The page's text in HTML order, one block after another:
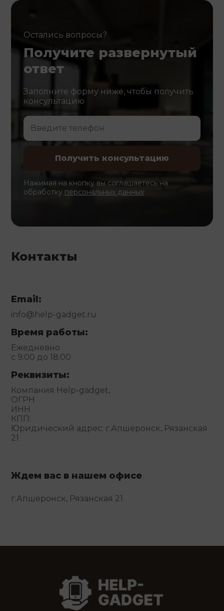
Остались вопросы?
Получите развернутый
ответ
Заполните форму ниже, чтобы получить
консультацию
Нажимая на кнопку вы соглашаетесь на
обработку персональных данных
Контакты
Email:
info@help-gadget.ru
Время работы:
Ежедневно
с 9:00 до 18:00
Реквизиты:
Компания Help-gadget,
ОГРН
ИНН
КПП:
Юридический адрес: г.Апшеронск, Рязанская
21
Ждем вас в нашем офисе
г.Апшеронск, Рязанская 21